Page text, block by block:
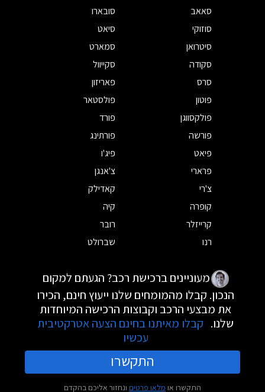
סאאב
סובארו
סוזוקי
סיאט
סיטרואן
סמארט
סקודה
סקייוול
סרס
פאריזון
פוטון
פולסטאר
פולקסווגן
פורד
פורשה
פורתינג
פיאט
פיג'ו
פרארי
צ'אנגן
צ'רי
קאדילק
קופרה
קיה
קרייזלר
רובר
רנו
שברולט
מעוניינים ברכישת רכב? הגעתם למקום
הנכון. קבלו מהמומחים שלנו ייעוץ חינם, הכירו
את מבצעי הרכב וקבוצות הרכישה המיוחדות
שלנו. קבלו מאיתנו בחינם הצעה אטרקטיבית
עכשיו
התקשרו
התקשרו או מלאו פרטים ונחזור אליכם בהקדם